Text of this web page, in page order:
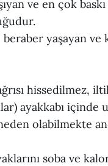
ve en çok
yaşayan
hissedilmez,
ayakkabı
olabilmekte
soba ve